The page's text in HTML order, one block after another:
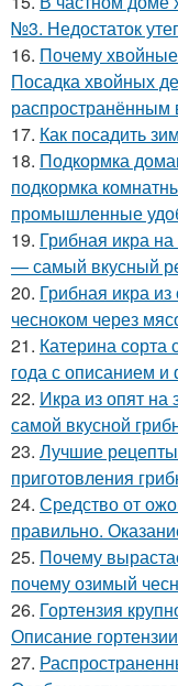
№3. Недостаток
16. Почему
Посадка хвойных
распространённым
17. Как посадить
18. Подкормка
подкормка
промышленные
19. Грибная икра
— самый вкусный
20. Грибная икра
чесноком через
21. Катерина сорта
года с описанием и
22. Икра из опят на
самой вкусной
23. Лучшие
приготовления
24. Средство от
правильно.
25. Почему
почему озимый
26. Гортензия
Описание
27.